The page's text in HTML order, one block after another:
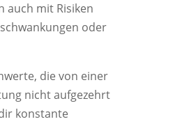
auch mit Risiken
oder
die von einer
nicht aufgezehrt
konstante